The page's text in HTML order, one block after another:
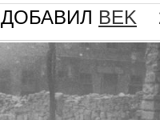
ДОБАВИЛ BEK